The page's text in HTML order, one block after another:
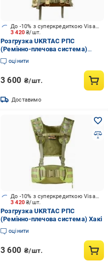
3 420₴/шт.
До -10% з суперкредиткою Visa Вигода
Розгрузка UKRTAC РПС
(Ремінно-плечова система)
Multicam
оцінити
3 600 ₴/шт.
Доставимо
3 420₴/шт.
До -10% з суперкредиткою Visa Вигода
Розгрузка UKRTAC РПС
(Ремінно-плечова система) Хакі
оцінити
3 600 ₴/шт.